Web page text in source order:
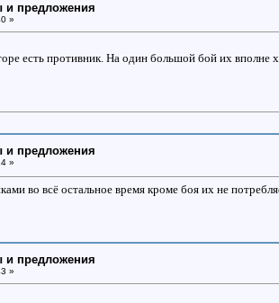
и предложения
»
есть противник. На один большой бой их вполне
и предложения
»
во всё остальное время кроме боя их не
и предложения
»